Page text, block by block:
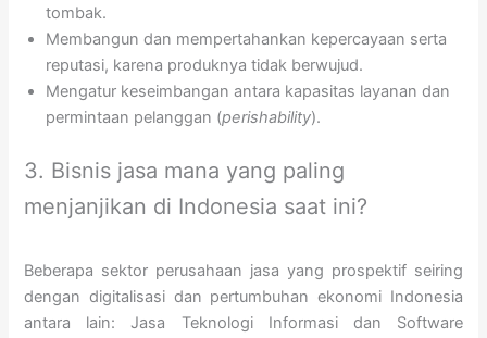
tombak.
Membangun dan mempertahankan kepercayaan serta
reputasi, karena produknya tidak berwujud.
Mengatur keseimbangan antara kapasitas layanan dan
permintaan pelanggan (perishability).
3. Bisnis jasa mana yang paling
menjanjikan di Indonesia saat ini?
Beberapa sektor perusahaan jasa yang prospektif seiring
dengan digitalisasi dan pertumbuhan ekonomi Indonesia
antara lain: Jasa Teknologi Informasi dan Software